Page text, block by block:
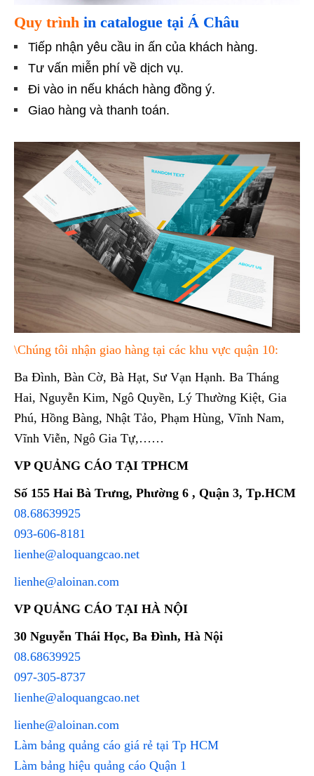
Quy trình in catalogue tại Á Châu
Tiếp nhận yêu cầu in ấn của khách hàng.
Tư vấn miễn phí về dịch vụ.
Đi vào in nếu khách hàng đồng ý.
Giao hàng và thanh toán.
\Chúng tôi nhận giao hàng tại các khu vực quận 10:
Ba Đình, Bàn Cờ, Bà Hạt, Sư Vạn Hạnh. Ba Tháng
Hai, Nguyễn Kim, Ngô Quyền, Lý Thường Kiệt, Gia
Phú, Hồng Bàng, Nhật Tảo, Phạm Hùng, Vĩnh Nam,
Vĩnh Viễn, Ngô Gia Tự,……
VP QUẢNG CÁO TẠI TPHCM
Số 155 Hai Bà Trưng, Phường 6 , Quận 3, Tp.HCM
08.68639925
093-606-8181
lienhe@aloquangcao.net
lienhe@aloinan.com
VP QUẢNG CÁO TẠI HÀ NỘI
30 Nguyễn Thái Học, Ba Đình, Hà Nội
08.68639925
097-305-8737
lienhe@aloquangcao.net
lienhe@aloinan.com
Làm bảng quảng cáo giá rẻ tại Tp HCM
Làm bảng hiệu quảng cáo Quận 1